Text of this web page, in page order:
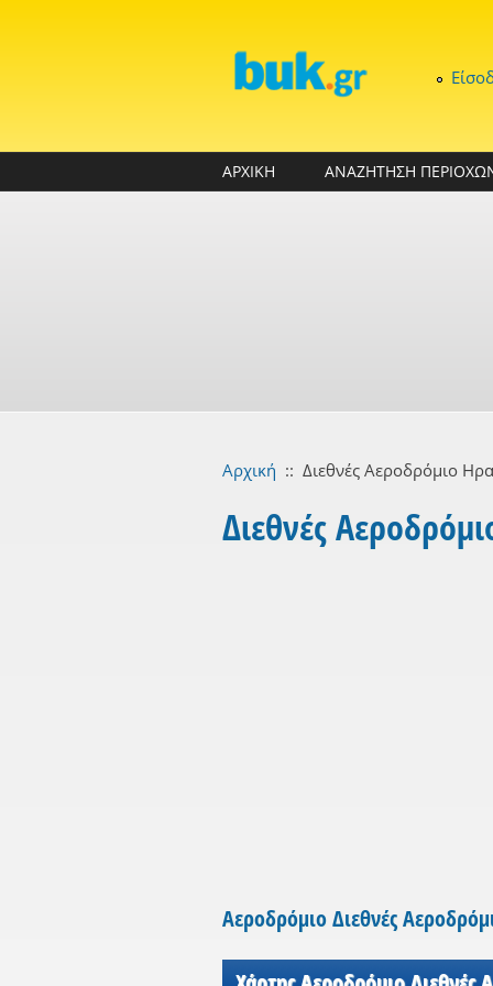
ΑΡΧΙΚΗ ΑΝΑΖΗΤΗΣΗ
Αρχική :: Διεθνές Αεροδρόμιο
Διεθνές
Αεροδρόμιο Διεθνές